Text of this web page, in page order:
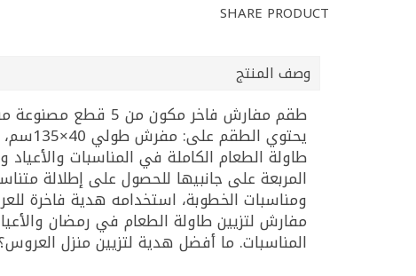
SHARE PRODUCT
وصف المنتج
طقم مفارش فاخر
طاولة الطعام الكاملة في المناسبات
المربعة على جانبيها للحصول على إطلالة
ومناسبات الخطوبة، استخدامه هدية فاخرة
المناسبات. ما أفضل هدية لتزيين منزل